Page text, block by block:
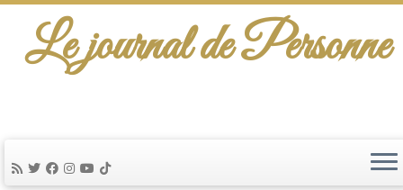
Le journal de Personne